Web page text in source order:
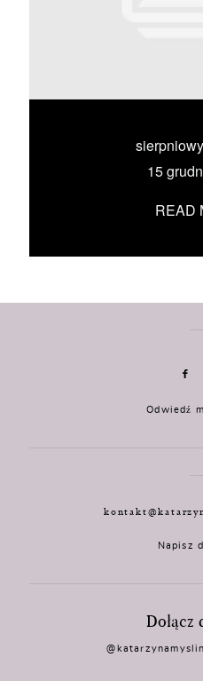
15
READ
UMÓW
Odwiedź
Napisz
Dołącz